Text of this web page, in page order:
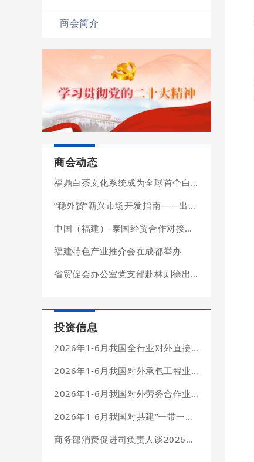
商会简介
商会动态
福鼎白茶文化系统成为全球首个白茶类农业文化遗产
“稳外贸”新兴市场开发指南——出口潜力篇
中国（福建）-泰国经贸合作对接会在泰国成功举办
福建特色产业推介会在成都举办
省贸促会办公室党支部赴林则徐出生地纪念馆开展主题党日活动
投资信息
2026年1-6月我国全行业对外直接投资简明统计
2026年1-6月我国对外承包工程业务简明统计
2026年1-6月我国对外劳务合作业务简明统计
2026年1-6月我国对共建“一带一路”国家投资合作情况
商务部消费促进司负责人谈2026年上半年我国消费市场情况